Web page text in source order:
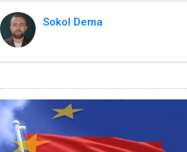
Sokol Dema